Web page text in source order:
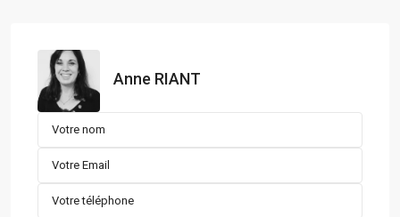
Anne RIANT